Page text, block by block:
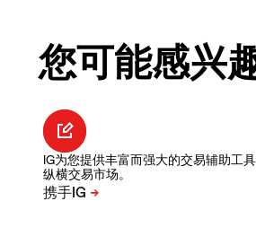
您可能感兴
IG为您提供丰富而强大的交易辅助工
纵横交易市场。